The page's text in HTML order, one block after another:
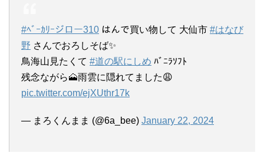
#ﾍﾞｰｶﾘｰジロー310 はんで買い物して 大仙市 #はなび
野 さんでおろしそば✨
鳥海山見たくて #道の駅にしめ ﾊﾞﾆﾗｿﾌﾄ
残念ながら🗻雨雲に隠れてました😩
pic.twitter.com/ejXUthr17k
— まろくんまま (@6a_bee) January 22, 2024